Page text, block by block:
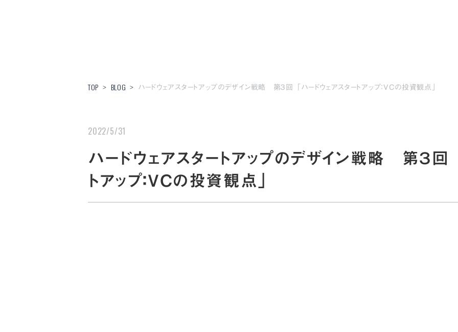
TOP > BLOG > ハードウェアスタートアップのデザイン戦略 第３回 「ハードウェアスタートアップ：VCの投資観点」
2022/5/31
ハードウェアスタートアップのデザイン戦略 第３回
トアップ：VCの投資観点」